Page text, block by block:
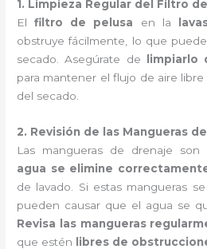
1. Limpieza Regular del Filtro
Elfiltro de pelusa en la
obstruye fácilmente, lo que
secado. Asegúrate de
limpiarlo
para mantener el flujo de aire
del secado.
2. Revisión de las Mangueras
Las mangueras de drenaje
agua se elimine
de lavado. Si estas mangueras
pueden causar que el agua se
Revisa las mangueras
que estén
libres de